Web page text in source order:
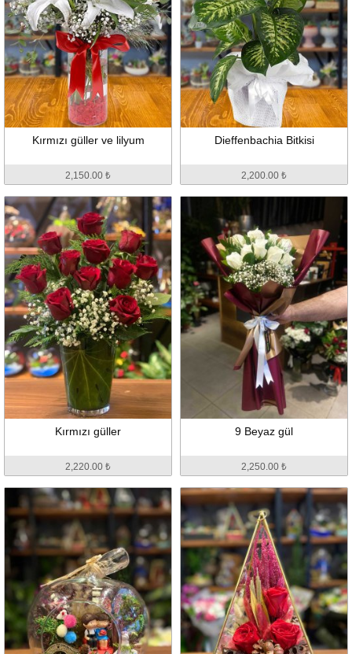
Kırmızı güller ve lilyum
2,150.00 ₺
Dieffenbachia Bitkisi
2,200.00 ₺
Kırmızı güller
2,220.00 ₺
9 Beyaz gül
2,250.00 ₺